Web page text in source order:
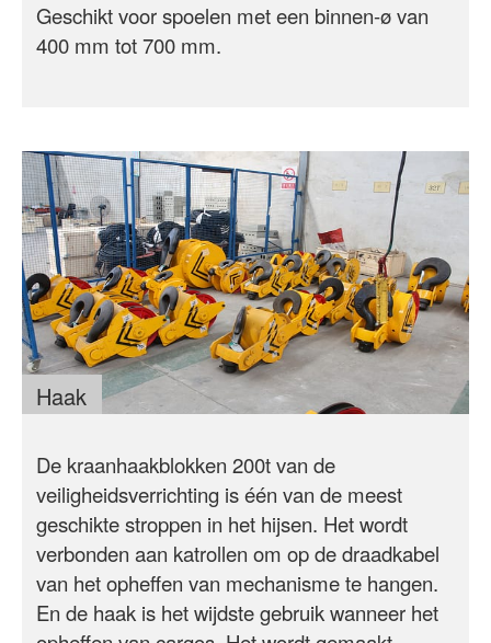
Geschikt voor spoelen met een binnen-ø van
400 mm tot 700 mm.
Haak
De kraanhaakblokken 200t van de
veiligheidsverrichting is één van de meest
geschikte stroppen in het hijsen. Het wordt
verbonden aan katrollen om op de draadkabel
van het opheffen van mechanisme te hangen.
En de haak is het wijdste gebruik wanneer het